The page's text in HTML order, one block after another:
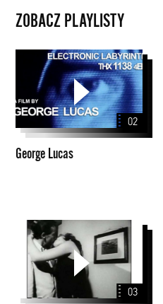
ZOBACZ PLAYLISTY
02
George Lucas
Martin
Scorsese
03